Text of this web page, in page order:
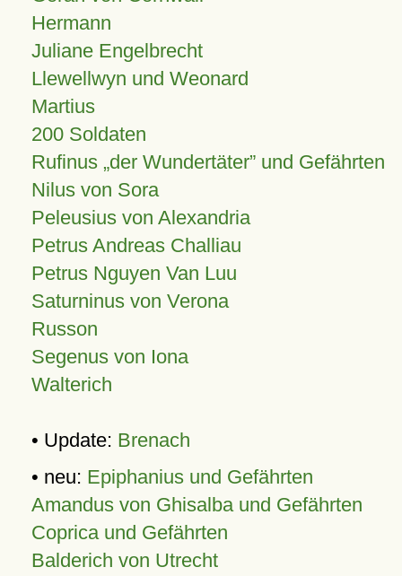
Hermann
Juliane Engelbrecht
Llewellwyn und Weonard
Martius
200 Soldaten
Rufinus „der Wundertäter” und Gefährten
Nilus von Sora
Peleusius von Alexandria
Petrus Andreas Challiau
Petrus Nguyen Van Luu
Saturninus von Verona
Russon
Segenus von Iona
Walterich
• Update: Brenach
• neu: Epiphanius und Gefährten
Amandus von Ghisalba und Gefährten
Coprica und Gefährten
Balderich von Utrecht